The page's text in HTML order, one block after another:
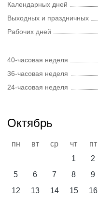
Календарных дней
Выходных и праздничных
Рабочих дней
40-часовая неделя
36-часовая неделя
24-часовая неделя
Октябрь
пн вт ср чт пт
1
2
5
6 7 8 9
12
13 14 15 16